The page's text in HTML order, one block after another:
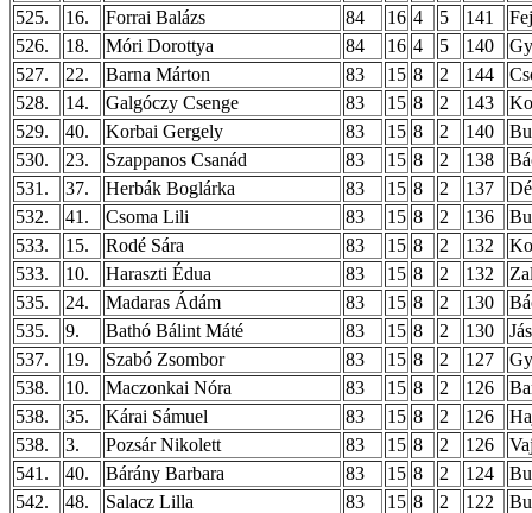
525.
16. Forrai Balázs 84 16 4 5 141
526.
18. Móri Dorottya 84 16 4 5 140
527.
22. Barna Márton 83 15 8 2 144
528.
14. Galgóczy Csenge 83 15 8 2 143
529.
40. Korbai Gergely 83 15 8 2 140
530.
23. Szappanos Csanád 83 15 8 2 138
531.
37. Herbák Boglárka 83 15 8 2 137
532.
41. Csoma Lili 83 15 8 2 136
533.
15. Rodé Sára 83 15 8 2 132
533.
10. Haraszti Édua 83 15 8 2 132
535.
24. Madaras Ádám 83 15 8 2 130
535.
9. Bathó Bálint Máté 83 15 8 2 130
537.
19. Szabó Zsombor 83 15 8 2 127
538.
10. Maczonkai Nóra 83 15 8 2 126
538.
35. Kárai Sámuel 83 15 8 2 126
538.
3. Pozsár Nikolett 83 15 8 2 126
541.
40. Bárány Barbara 83 15 8 2 124
542.
48. Salacz Lilla 83 15 8 2 122